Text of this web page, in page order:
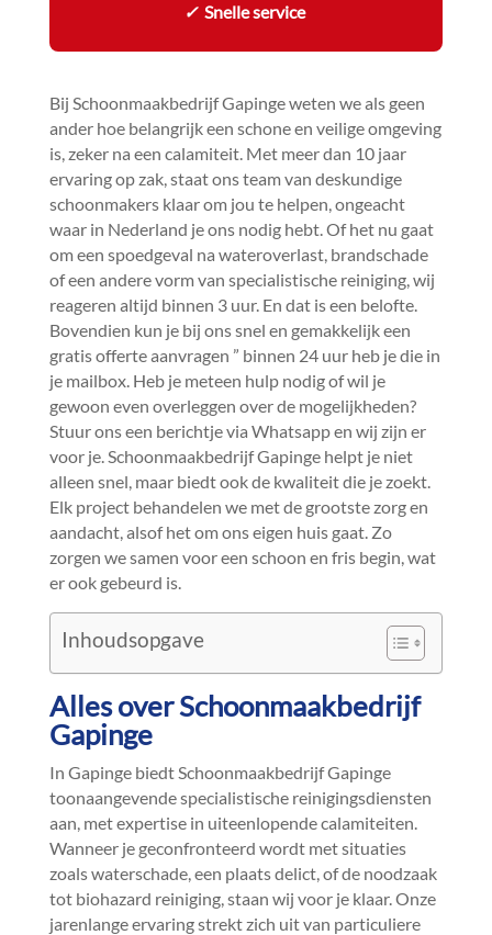
✓Snelle service
Bij Schoonmaakbedrijf Gapinge weten we als geen
ander hoe belangrijk een schone en veilige omgeving
is, zeker na een calamiteit.​ Met meer dan 10 jaar
ervaring op zak, staat ons team van deskundige
schoonmakers klaar om jou te helpen, ongeacht
waar in Nederland je ons nodig hebt.​ Of het nu gaat
om een spoedgeval na wateroverlast, brandschade
of een andere vorm van specialistische reiniging, wij
reageren altijd binnen 3 uur.​ En dat is een belofte.​
Bovendien kun je bij ons snel en gemakkelijk een
gratis offerte aanvragen ” binnen 24 uur heb je die in
je mailbox.​ Heb je meteen hulp nodig of wil je
gewoon even overleggen over de mogelijkheden?
Stuur ons een berichtje via Whatsapp en wij zijn er
voor je.​ Schoonmaakbedrijf Gapinge helpt je niet
alleen snel, maar biedt ook de kwaliteit die je zoekt.​
Elk project behandelen we met de grootste zorg en
aandacht, alsof het om ons eigen huis gaat.​ Zo
zorgen we samen voor een schoon en fris begin, wat
er ook gebeurd is.​
Inhoudsopgave
Alles over Schoonmaakbedrijf
Gapinge
In Gapinge biedt Schoonmaakbedrijf Gapinge
toonaangevende specialistische reinigingsdiensten
aan, met expertise in uiteenlopende calamiteiten.​
Wanneer je geconfronteerd wordt met situaties
zoals waterschade, een plaats delict, of de noodzaak
tot biohazard reiniging, staan wij voor je klaar.​ Onze
jarenlange ervaring strekt zich uit van particuliere